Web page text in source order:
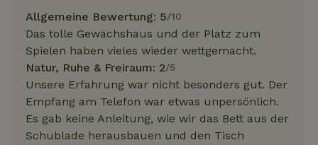
Allgemeine Bewertung: 5/10
Das tolle Gewächshaus und der Platz zum
Spielen haben vieles wieder wettgemacht.
Natur, Ruhe & Freiraum: 2/5
Unsere Erfahrung war nicht besonders gut. Der
Empfang am Telefon war etwas unpersönlich.
Es gab keine Anleitung, wie wir das Bett aus der
Schublade herausbauen und den Tisch